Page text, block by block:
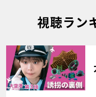
視聴ラン